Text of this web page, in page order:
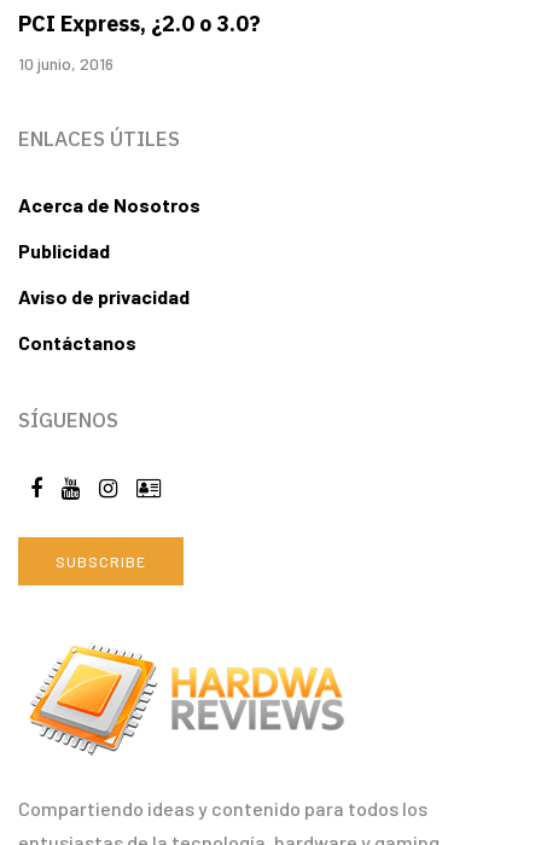
Compartiendo ideas y contenido para todos los
PCI Express, ¿2.0 o 3.0?
10 junio, 2016
ENLACES ÚTILES
Acerca de Nosotros
Publicidad
Aviso de privacidad
Contáctanos
SÍGUENOS
SUBSCRIBE